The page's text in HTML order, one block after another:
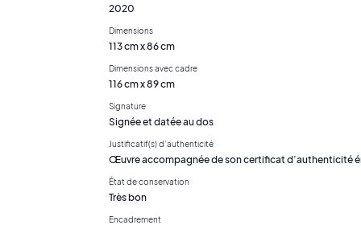
2020
Dimensions
113 cm x 86 cm
Dimensions avec cadre
116 cm x 89 cm
Signature
Signée et datée au dos
Justificatif(s) d’authenticité
Œuvre accompagnée de son certificat d’authenticité
État de conservation
Très bon
Encadrement